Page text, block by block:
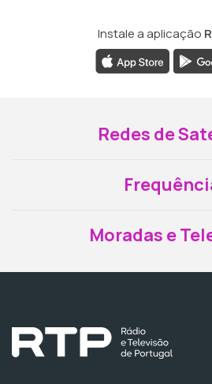
Instale a aplicação
Redes de
Moradas e